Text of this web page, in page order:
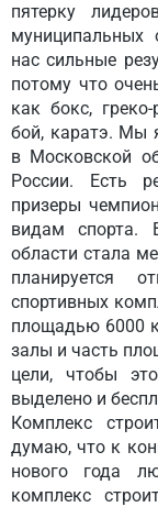
пятерку
муниципальных
нас сильные
потому что
как бокс,
бой, каратэ. Мы
в Московской
России. Есть
призеры
видам спорта.
области стала
планируется
спортивных
площадью 6000
залы и часть
цели, чтобы
выделено и
Комплекс
думаю, что к
нового года
комплекс